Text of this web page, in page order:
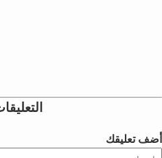
أضف تعليقك